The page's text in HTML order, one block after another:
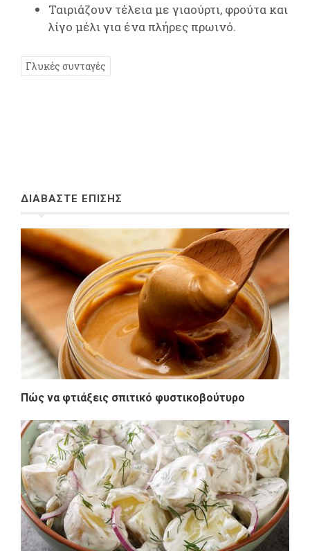
Ταιριάζουν τέλεια με γιαούρτι, φρούτα και
λίγο μέλι για ένα πλήρες πρωινό.
Γλυκές συνταγές
ΔΙΑΒΑΣΤΕ ΕΠΙΣΗΣ
Πώς να φτιάξεις σπιτικό φυστικοβούτυρο